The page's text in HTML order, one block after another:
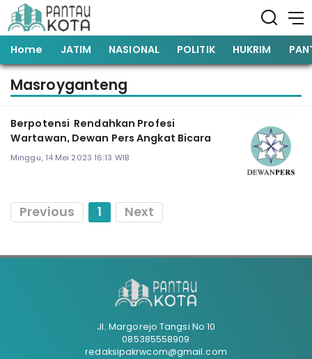
Home JATIM NASIONAL POLITIK HUKRIM
Masroyganteng
Berpotensi Rendahkan Profesi
Wartawan, Dewan Pers Angkat Bicara
Minggu, 14 Mei 2023 16:13 WIB
Previous 1 Next
Jl. Margorejo Tangsi No 10
085385558909
redaksipakrwcom@gmail.com